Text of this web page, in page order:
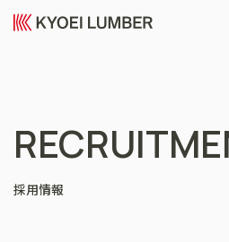
採用情報